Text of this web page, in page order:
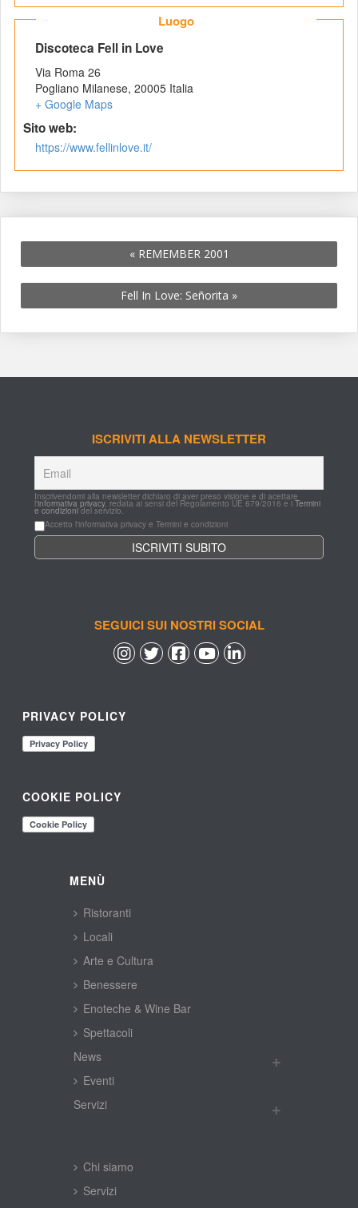
Luogo
Discoteca Fell in Love
Via Roma 26
Pogliano Milanese, 20005 Italia
+ Google Map
Sito web:
https://www.fellinlove.it/
« REMEMBER 2001
Fell In Love: Señorita »
ISCRIVITI ALLA NEWSLETTER
Inscrivendomi alla newsletter dichiaro di aver preso visione e di acettare
l'informativa privacy, redata ai sensi del Regolamento UE 679/2016 e i Termini
e condizioni del servizio.
Accetto l'informativa privacy e Termini e condizioni
SEGUICI SUI NOSTRI SOCIAL
PRIVACY POLICY
COOKIE POLICY
MENÙ
Ristoranti
Locali
Arte e Cultura
Benessere
Enoteche & Wine Bar
Spettacoli
New
Eventi
Servizi
Chi siamo
Servizi